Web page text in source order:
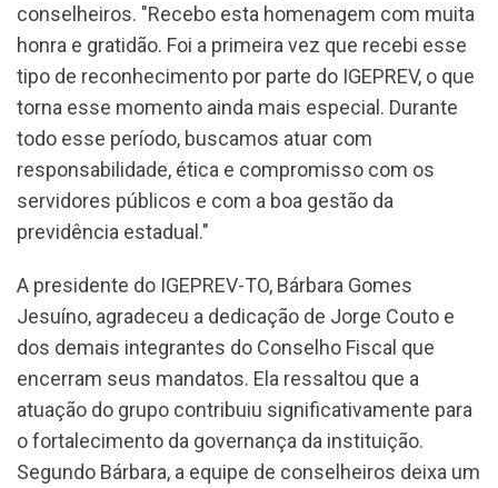
conselheiros. "Recebo esta homenagem com muita
honra e gratidão. Foi a primeira vez que recebi esse
tipo de reconhecimento por parte do IGEPREV, o que
torna esse momento ainda mais especial. Durante
todo esse período, buscamos atuar com
responsabilidade, ética e compromisso com os
servidores públicos e com a boa gestão da
previdência estadual."
A presidente do IGEPREV-TO, Bárbara Gomes
Jesuíno, agradeceu a dedicação de Jorge Couto e
dos demais integrantes do Conselho Fiscal que
encerram seus mandatos. Ela ressaltou que a
atuação do grupo contribuiu significativamente para
o fortalecimento da governança da instituição.
Segundo Bárbara, a equipe de conselheiros deixa um